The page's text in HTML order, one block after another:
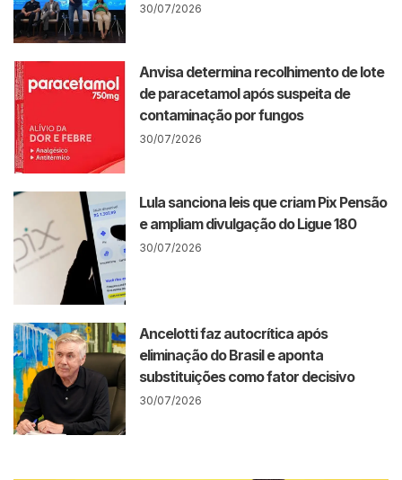
30/07/2026
Anvisa determina recolhimento de lote
de paracetamol após suspeita de
contaminação por fungos
30/07/2026
Lula sanciona leis que criam Pix Pensão
e ampliam divulgação do Ligue 180
30/07/2026
Ancelotti faz autocrítica após
eliminação do Brasil e aponta
substituições como fator decisivo
30/07/2026